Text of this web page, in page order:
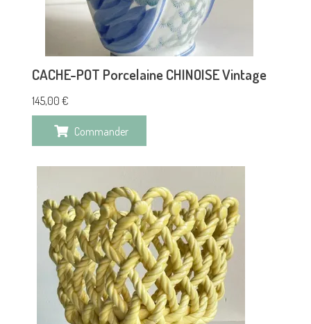
CACHE-POT Porcelaine CHINOISE Vintage
145,00 €
Commander